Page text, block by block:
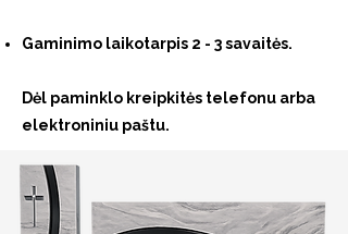
Gaminimo laikotarpis 2 - 3 savaitės.
Dėl paminklo kreipkitės telefonu arba
elektroniniu paštu.